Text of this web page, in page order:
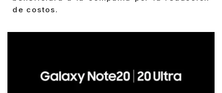
de costos.